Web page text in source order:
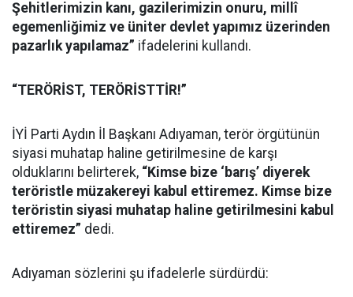
Şehitlerimizin kanı, gazilerimizin onuru, millî
egemenliğimiz ve üniter devlet yapımız üzerinden
pazarlık yapılamaz” ifadelerini kullandı.
“TERÖRİST, TERÖRİSTTİR!”
İYİ Parti Aydın İl Başkanı Adıyaman, terör örgütünün
siyasi muhatap haline getirilmesine de karşı
olduklarını belirterek, “Kimse bize ‘barış’ diyerek
teröristle müzakereyi kabul ettiremez. Kimse bize
teröristin siyasi muhatap haline getirilmesini kabul
ettiremez” dedi.
Adıyaman sözlerini şu ifadelerle sürdürdü: